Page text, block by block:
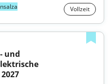
Vollzeit
und